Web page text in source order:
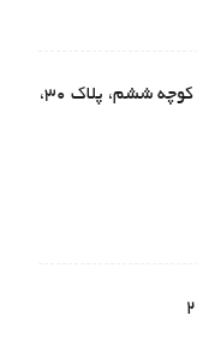
تهران، خیابان احمد قصیر (بخارست سابق)، کوچه ششم، پلاک ۳۰،